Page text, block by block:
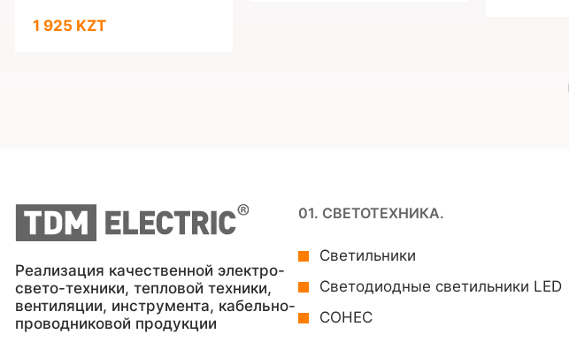
1 925 KZT
Реализация качественной электро-
свето-техники, тепловой техники,
вентиляции, инструмента, кабельно-
проводниковой продукции
01. СВЕТОТЕХНИКА.
Светильники
Светодиодные светильники LED
СОНЕС